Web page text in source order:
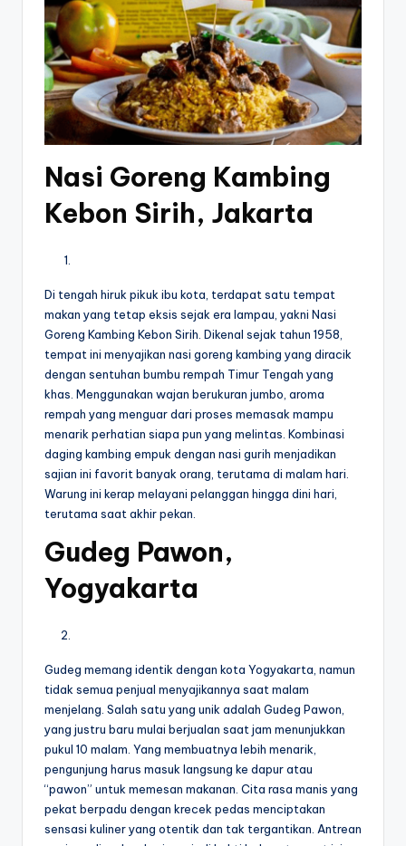
Nasi Goreng Kambing
Kebon Sirih, Jakarta
Di tengah hiruk pikuk ibu kota, terdapat satu tempat
makan yang tetap eksis sejak era lampau, yakni Nasi
Goreng Kambing Kebon Sirih. Dikenal sejak tahun 1958,
tempat ini menyajikan nasi goreng kambing yang diracik
dengan sentuhan bumbu rempah Timur Tengah yang
khas. Menggunakan wajan berukuran jumbo, aroma
rempah yang menguar dari proses memasak mampu
menarik perhatian siapa pun yang melintas. Kombinasi
daging kambing empuk dengan nasi gurih menjadikan
sajian ini favorit banyak orang, terutama di malam hari.
Warung ini kerap melayani pelanggan hingga dini hari,
terutama saat akhir pekan.
Gudeg Pawon,
Yogyakarta
Gudeg memang identik dengan kota Yogyakarta, namun
tidak semua penjual menyajikannya saat malam
menjelang. Salah satu yang unik adalah Gudeg Pawon,
yang justru baru mulai berjualan saat jam menunjukkan
pukul 10 malam. Yang membuatnya lebih menarik,
pengunjung harus masuk langsung ke dapur atau
“pawon” untuk memesan makanan. Cita rasa manis yang
pekat berpadu dengan krecek pedas menciptakan
sensasi kuliner yang otentik dan tak tergantikan. Antrean